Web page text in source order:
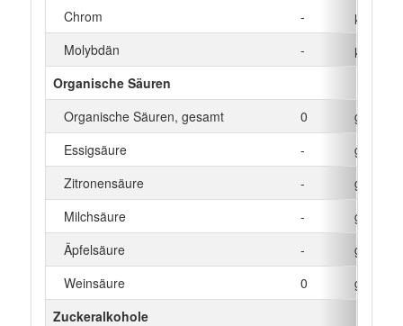
Chrom -
µg
Molybdän
-
µg
Organische Säuren
Organische Säuren, gesamt
0
g
Essigsäure
-
g
Zitronensäure
-
g
Milchsäure
-
g
Äpfelsäure
-
g
Weinsäure
0
g
Zuckeralkohole